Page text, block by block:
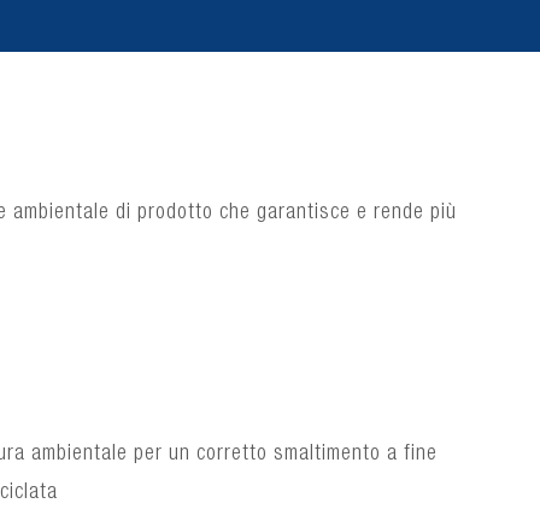
di prodotto che garantisce e rende più
ambientale per un corretto smaltimento a fine